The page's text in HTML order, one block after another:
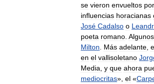
se vieron envueltos por
influencias horacianas
José Cadalso o
poeta romano Algunos
Milton
Más adelante
en el vallisoletano
Media y que ahora
mediocritas», el «